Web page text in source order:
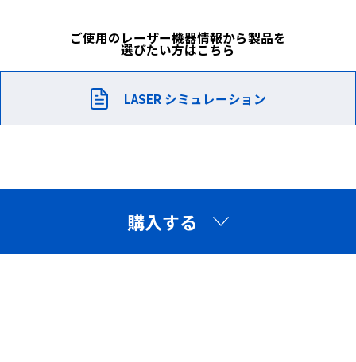
ご使用のレーザー機器情報から製品を
選びたい方はこちら
LASER シミュレーション
購入する